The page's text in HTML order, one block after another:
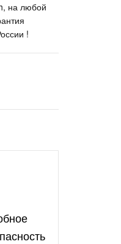
на любой
!